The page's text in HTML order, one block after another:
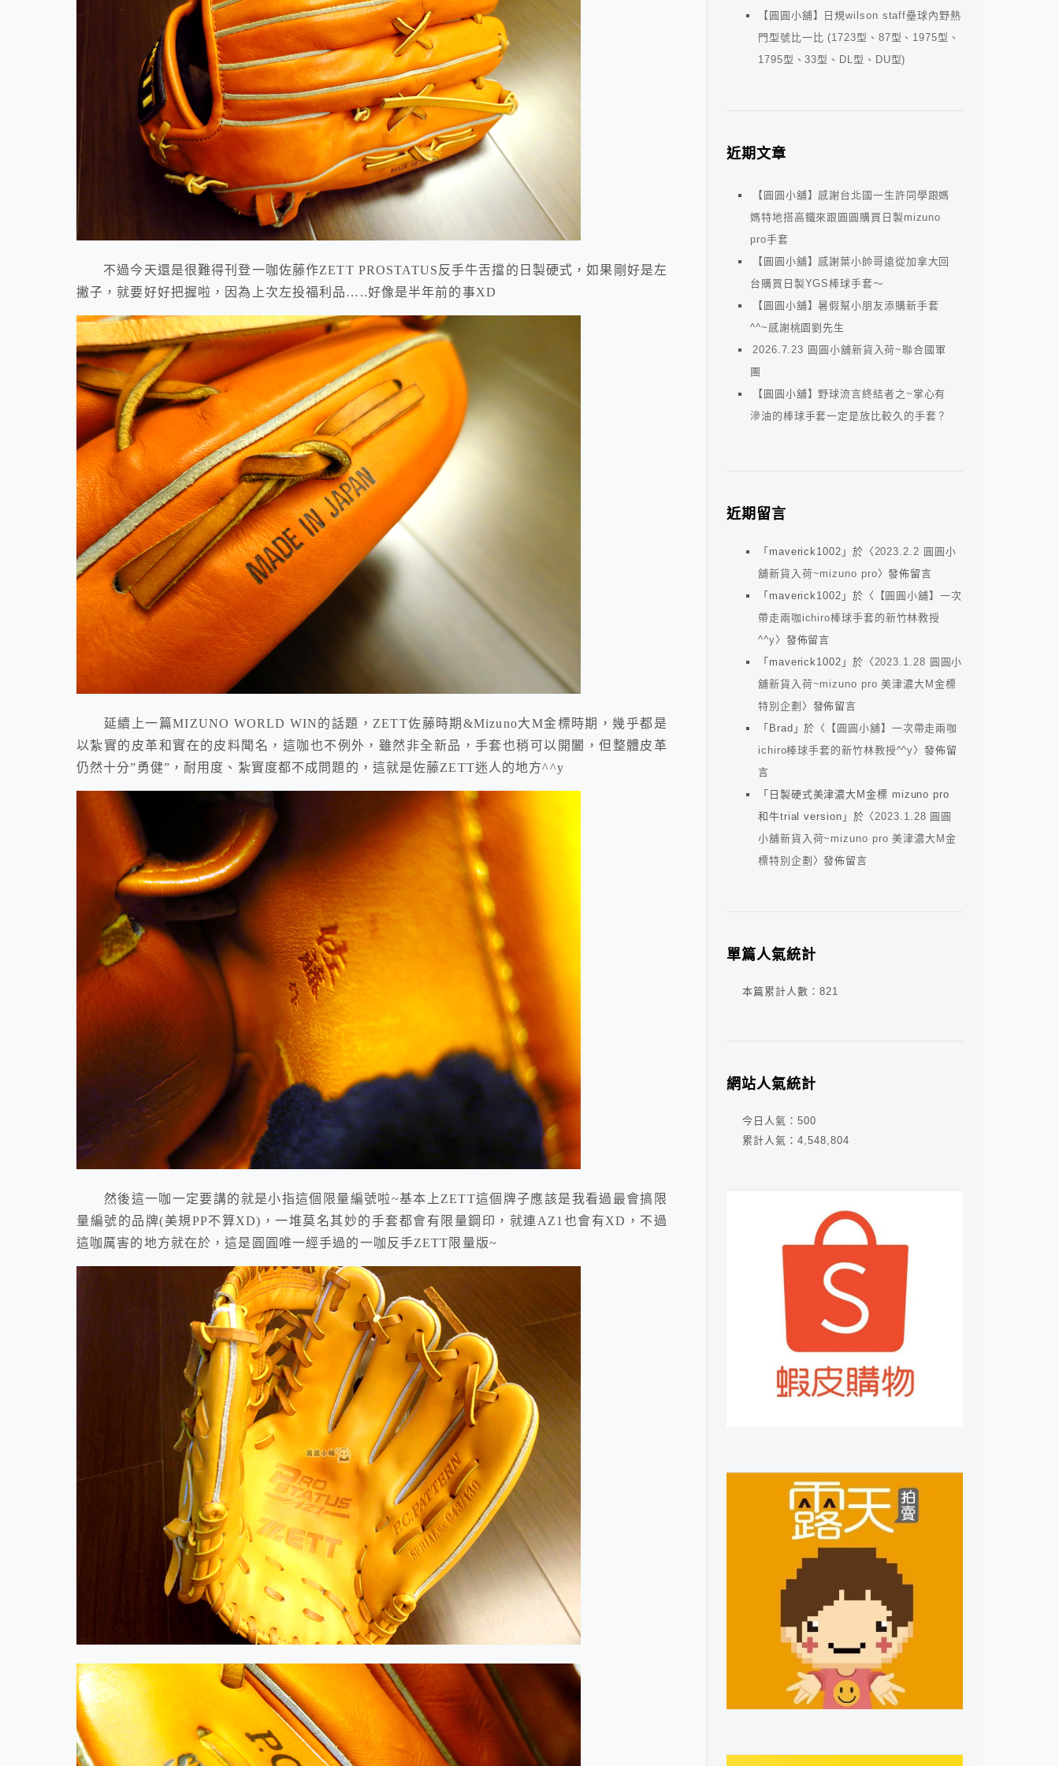
不過今天還是很難得刊登一咖佐藤作ZETT PROSTATUS反手牛舌擋的日製硬式，如果剛好是左
撇子，就要好好把握啦，因為上次左投福利品…..好像是半年前的事XD
延續上一篇MIZUNO WORLD WIN的話題，ZETT佐藤時期&Mizuno大M金標時期，幾乎都是
以紮實的皮革和實在的皮料聞名，這咖也不例外，雖然非全新品，手套也稍可以開闔，但整體皮革
仍然十分”勇健”，耐用度、紮實度都不成問題的，這就是佐藤ZETT迷人的地方^^y
然後這一咖一定要講的就是小指這個限量編號啦~基本上ZETT這個牌子應該是我看過最會搞限
量編號的品牌(美規PP不算XD)，一堆莫名其妙的手套都會有限量鋼印，就連AZ1也會有XD，不過
這咖厲害的地方就在於，這是圓圓唯一經手過的一咖反手ZETT限量版~
【圓圓小舖】日規wilson staff壘球內野熱
門型號比一比 (1723型、87型、1975型、
1795型、33型、DL型、DU型)
近期文章
【圓圓小舖】感謝台北國一生許同學跟媽
媽特地搭高鐵來跟圓圓購買日製mizuno
pro手套
【圓圓小舖】感謝葉小帥哥遠從加拿大回
台購買日製YGS棒球手套～
【圓圓小舖】暑假幫小朋友添購新手套
^^~感謝桃園劉先生
2026.7.23 圓圓小舖新貨入荷~聯合國軍
團
【圓圓小舖】野球流言終結者之~掌心有
滲油的棒球手套一定是放比較久的手套？
近期留言
「 maverick1002 」於〈2023.2.2 圓圓小
舖新貨入荷~mizuno pro〉發佈留言
「 maverick1002 」於〈
【圓圓小舖】一次
帶走兩咖ichiro棒球手套的新竹林教授
^^y〉發佈留言
「 maverick1002 」於〈2023.1.28 圓圓小
舖新貨入荷~mizuno pro 美津濃大M金標
特別企劃 〉發佈留言
「 Brad 」於〈
【圓圓小舖】一次帶走兩咖
ichiro棒球手套的新竹林教授^^y〉發佈留
言
「 日製硬式美津濃大M金標 mizuno pro
和牛trial version 」於〈2023.1.28 圓圓
小舖新貨入荷~mizuno pro 美津濃大M金
標特別企劃 〉發佈留言
單篇人氣統計
本篇累計人數： 821
網站人氣統計
今日人氣： 500
累計人氣： 4,548,804